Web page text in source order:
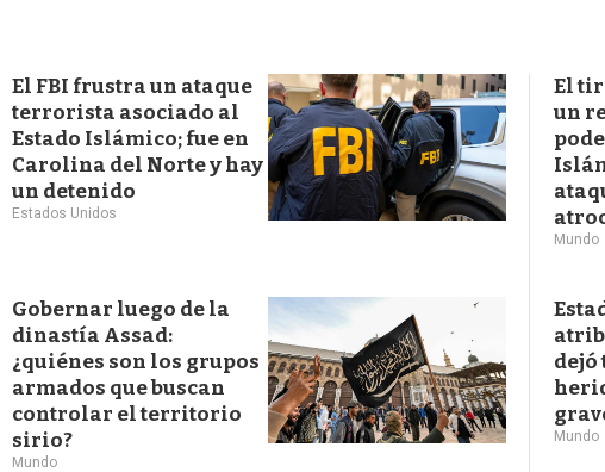
El FBI frustra un ataque
terrorista asociado al
Estado Islámico; fue en
Carolina del Norte y hay
un detenido
Estados Unidos
El
un
Mundo
Gobernar luego de la
dinastía Assad:
¿quiénes son los grupos
armados que buscan
controlar el territorio
sirio?
Mundo
dejó
Mundo